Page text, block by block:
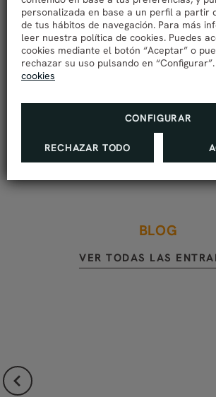
personalizada en base a un perfil a partir
de tus hábitos de navegación. Para más
leer nuestra política de cookies. Puedes
cookies mediante el botón “Aceptar” o
rechazar su uso pulsando en “Configurar”.
cookies
CONFIGURAR
RECHAZAR TODO
profesionales está deseando
presencia entre nosotros y por ello
nuestra web con un gran número
pensadas para todo tipo de clientes.
frutas, una botella de cava
bombones, set de té en la
esperamos!
BLOG
VER TODAS LAS